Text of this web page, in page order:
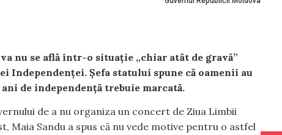
nu se află într-o situație „chiar atât de gravă”
Șefa statului spune că oamenii au
de independență trebuie marcată.
de a nu organiza un concert de Ziua Limbii
Maia Sandu a spus că nu vede motive pentru o astfel